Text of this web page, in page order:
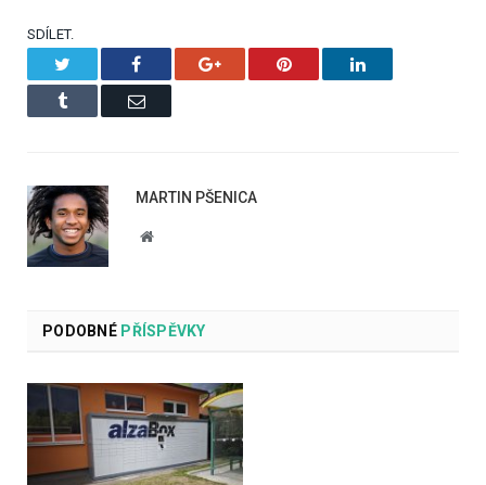
SDÍLET.
Facebook Google+ Pinterest LinkedIn
Tumblr Email
MARTIN PŠENICA
Website
PODOBNÉPŘÍSPĚVKY